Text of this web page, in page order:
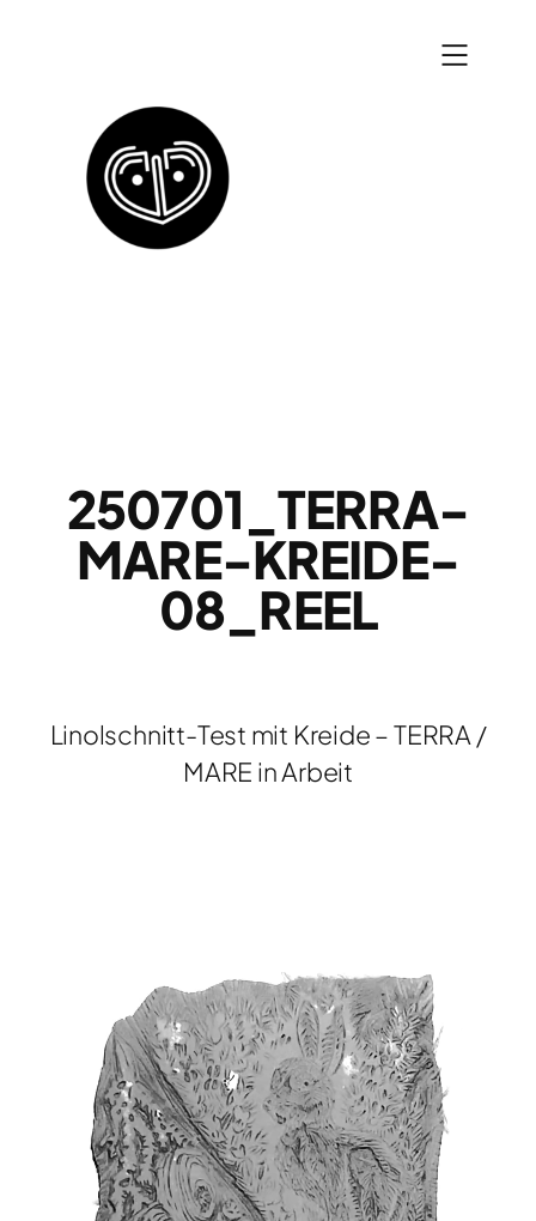
250701_TERRA-
MARE-KREIDE-
08_REEL
Linolschnitt-Test mit Kreide – TERRA /
MARE in Arbeit